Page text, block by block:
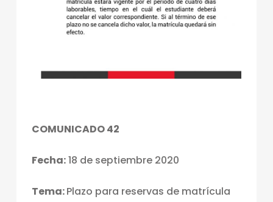
COMUNICADO 42
Fecha:18 de septiembre 2020
Tema:Plazo para reservas de matrícula